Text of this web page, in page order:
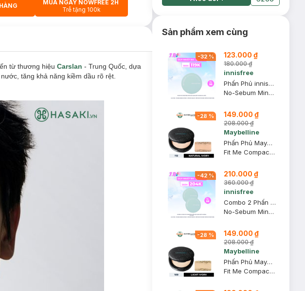
ICON
MUA NGAY NOWFREE 2H
Trễ tặng 100k
từ thương hiệu Carslan - Trung Quốc, dựa
tăng khả năng kiềm dầu rõ rệt.
Sản phẩm xem cùng
-32% 123.000 ₫
180.000 ₫
innisfree
Phấn Phủ innisfree Kiềm Dầu Dạng Bột Khoáng 5g (Mới)
No-Sebum Mineral Powder
-28 % 149.000 ₫
208.000 ₫
Maybelline
Phấn Phủ Maybelline Mịn Nhẹ Kiềm Dầu Chống Nắng 6g #112
Fit Me Compact Powder SPF32 PA+++ #112 Natural Ivory
-42% 210.000 ₫
360.000 ₫
innisfree
Combo 2 Phấn Phủ innisfree Kiềm Dầu Dạng Bột Khoáng 5g (Mới)
No-Sebum Mineral Powder
-28 % 149.000 ₫
208.000 ₫
Maybelline
Phấn Phủ Maybelline Mịn Nhẹ Kiềm Dầu Chống Nắng 6g #109
Fit Me Compact Powder SPF32 PA+++ #109 Light Ivory